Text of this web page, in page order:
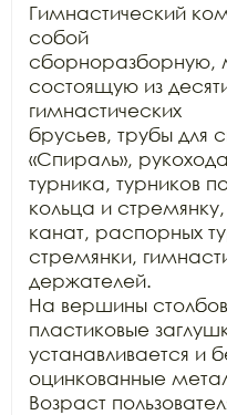
Гимнастический
собой
сборноразборную,
состоящую из
гимнастических
брусьев, трубы для
«Спираль»,
турника, турников
кольца и
канат, распорных
стремянки,
держателей.
На вершины
пластиковые
устанавливается и
оцинкованные
Возраст